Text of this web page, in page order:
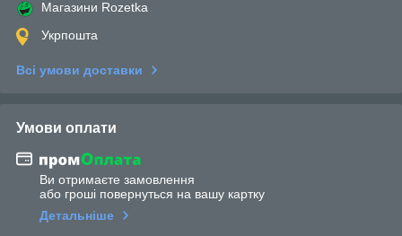
Магазини Rozetka
Укрпошта
Всі умови доставки
Умови оплати
Ви отримаєте замовлення
або гроші повернуться на вашу картку
Детальніше